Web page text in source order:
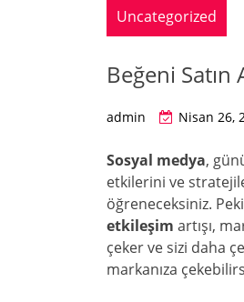
Uncategorized
Beğeni Satın
admin Nisan 26,
Sosyal medya,
etkilerini ve
öğreneceksiniz.
etkileşim artışı,
çeker ve sizi daha
markanıza